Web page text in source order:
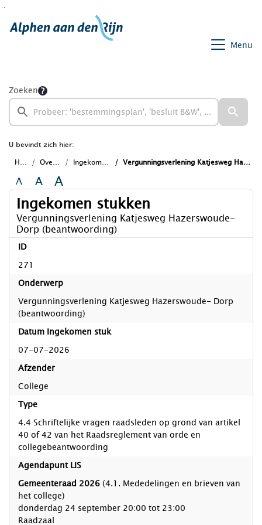
Ga naar de inhoud van deze pagina
Menu
Zoeken
U bevindt zich hier:
Home
Overzichten Ingekomen stukken Vergunningsverlening Katjesweg Hazerswoude- Dorp (beantwoording)
A A A
Ingekomen stukken
Vergunningsverlening Katjesweg Hazerswoude-
Dorp (beantwoording)
ID
271
Onderwerp
Vergunningsverlening Katjesweg Hazerswoude- Dorp
(beantwoording)
Datum Ingekomen stuk
07-07-2026
Afzender
College
Type
4.4 Schriftelijke vragen raadsleden op grond van artikel
40 of 42 van het Raadsreglement van orde en
collegebeantwoording
Agendapunt LIS
Gemeenteraad 2026(4.1. Mededelingen en brieven van
het college)
donderdag 24 september 20:00 tot 23:00
Raadzaal